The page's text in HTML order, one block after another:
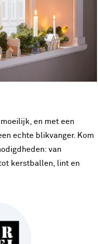
en met een
echte blikvanger. Kom
van
kerstballen, lint en